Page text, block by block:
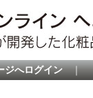
ジへログイン ｜